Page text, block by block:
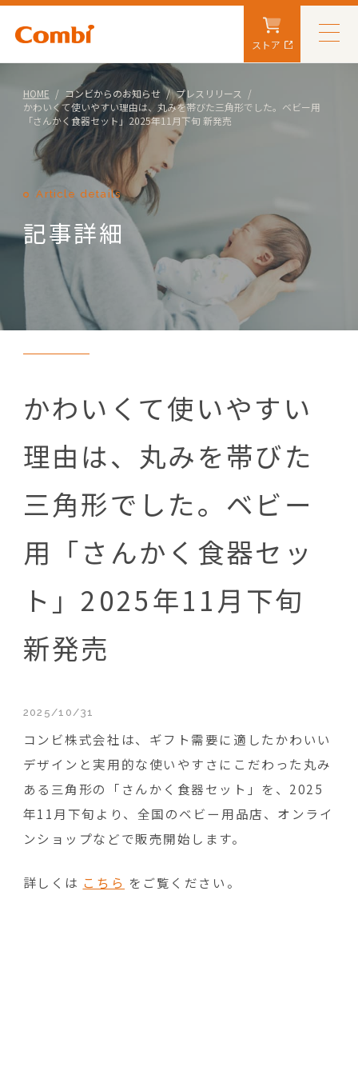
ストア
HOME コンビからのお知らせ
プレスリリース
かわいくて使いやすい理由は、丸みを帯びた三角形でした。ベビー用
「さんかく食器セット」2025年11月下旬 新発売
Article details
記事詳細
かわいくて使いやすい
理由は、丸みを帯びた
三角形でした。ベビー
用「さんかく食器セッ
ト」2025年11月下旬
新発売
2025/10/31
コンビ株式会社は、ギフト需要に適したかわいい
デザインと実用的な使いやすさにこだわった丸み
ある三角形の「さんかく食器セット」を、2025
年11月下旬より、全国のベビー用品店、オンライ
ンショップなどで販売開始します。
詳しくは こちら をご覧ください。